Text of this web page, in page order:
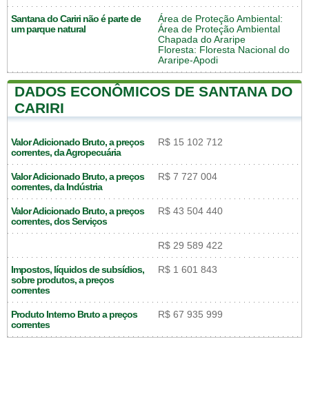
Santana do Cariri não é parte de
um parque natural
Área de Proteção Ambiental:
Área de Proteção Ambiental
Chapada do Araripe
Floresta: Floresta Nacional do
Araripe-Apodi
DADOS ECONÔMICOS DE SANTANA DO
CARIRI
Valor Adicionado Bruto, a preços
correntes, da Agropecuária
R$ 15 102 712
Valor Adicionado Bruto, a preços
correntes, da Indústria
R$ 7 727 004
Valor Adicionado Bruto, a preços
correntes, dos Serviços
R$ 43 504 440
R$ 29 589 422
Impostos, líquidos de subsídios,
sobre produtos, a preços
correntes
R$ 1 601 843
Produto Interno Bruto a preços
correntes
R$ 67 935 999